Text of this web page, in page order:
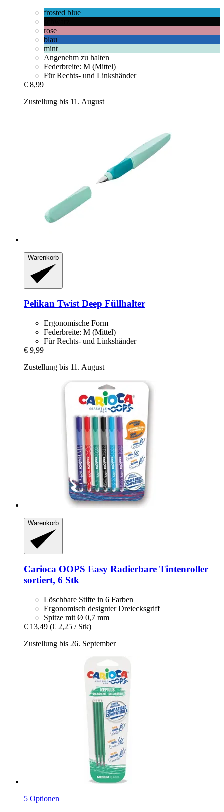
frosted blue
rose
blau
mint
Angenehm zu halten
Federbreite: M (Mittel)
Für Rechts- und Linkshänder
€ 8,99
Zustellung bis 11. August
Warenkorb
Pelikan Twist Deep Füllhalter
Ergonomische Form
Federbreite: M (Mittel)
Für Rechts- und Linkshänder
€ 9,99
Zustellung bis 11. August
Warenkorb
Carioca OOPS Easy Radierbare Tintenroller
sortiert, 6 Stk
Löschbare Stifte in 6 Farben
Ergonomisch designter Dreiecksgriff
Spitze mit Ø 0,7 mm
€ 13,49 (€ 2,25 / Stk)
Zustellung bis 26. September
5 Optionen